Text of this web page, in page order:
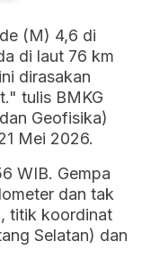
(M) 4,6 di
di laut 76 km
dirasakan
tulis BMKG
Geofisika)
Mei 2026.
WIB. Gempa
dan tak
titik koordinat
Selatan) dan